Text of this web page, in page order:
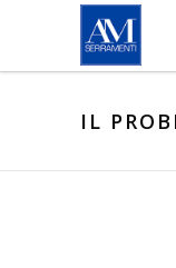
Salta al contenuto
IL